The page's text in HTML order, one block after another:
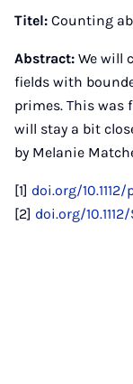
Titel: Counting
Abstract: We will
fields with
primes. This was
will stay a bit
by Melanie
[1] doi.org/
[2] doi.org/